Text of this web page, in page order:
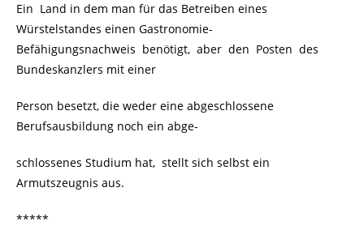
Ein Land in dem man für das Betreiben eines
Würstelstandes einen Gastronomie-
Befähigungsnachweis benötigt, aber den Posten des
Bundeskanzlers mit einer
Person besetzt, die weder eine abgeschlossene
Berufsausbildung noch ein abge-
schlossenes Studium hat, stellt sich selbst ein
Armutszeugnis aus.
*****